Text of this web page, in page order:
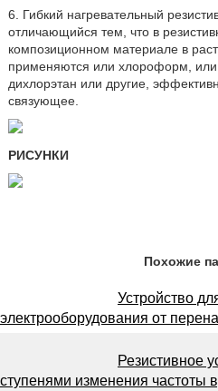
6. Гибкий нагревательный
отличающийся тем, что в
композиционном материале в
применяются или хлороформ,
дихлорэтан или другие,
связующее.
РИСУНКИ
Похожие
Устройство
электрооборудования от
Резистивное
ступенями изменения частоты